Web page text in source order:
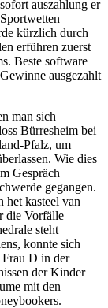
auszahlung er
kürzlich durch
erführen zuerst
Beste software
ausgezahlt
man sich
Bürresheim bei
Pfalz, um
Wie dies
Gespräch
gegangen.
het kasteel van
die Vorfälle
steht
konnte sich
D in der
der Kinder
mit den